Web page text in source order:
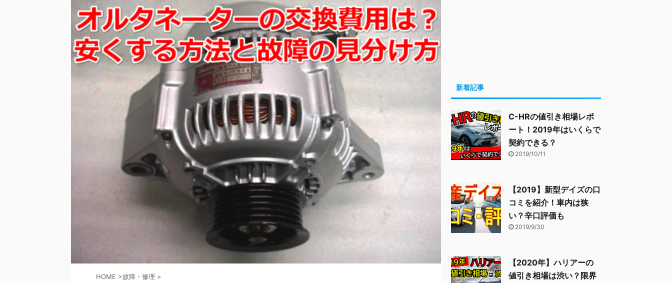
HOME >故障・修理 >
新着記事
C-HRの値引き相場レポ
ート！2019年はいくらで
契約できる？
2019/10/11
【2019】新型デイズの口
コミを紹介！車内は狭
い？辛口評価も
2019/9/30
【2020年】ハリアーの
値引き相場は渋い？限界